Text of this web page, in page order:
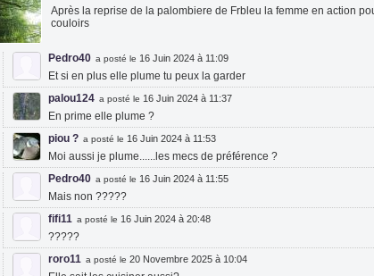
Après la reprise de la palombiere de Frbleu la femme en action
couloirs
Pedro40 a posté le 16 Juin 2024 à 11:09
Et si en plus elle plume tu peux la garder
palou124 a posté le 16 Juin 2024 à 11:37
En prime elle plume ?
piou ? a posté le 16 Juin 2024 à 11:53
Moi aussi je plume......les mecs de préférence ?
Pedro40 a posté le 16 Juin 2024 à 11:55
Mais non ?????
fifi11 a posté le 16 Juin 2024 à 20:48
?????
roro11 a posté le 20 Novembre 2025 à 10:04